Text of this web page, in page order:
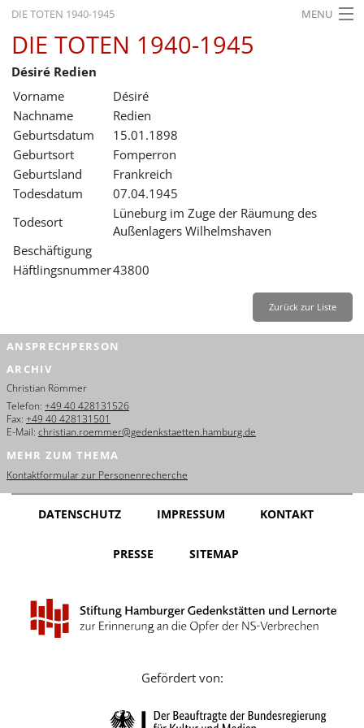
DIE TOTEN 1940-1945 MENU
STARTSEITE
AKTUELLES
AUSSTELLUNGEN
GESCHICHTE
BILDUNG
SERVICE
Deutsch Zurück
Deutsch
Français
Dansk
Español
Italiano
Português
Yкраїнський
Русский
Gebärdensprache
DIE TOTEN 1940-1945
Désiré Redien
Vorname
Désiré
Nachname
Redien
Geburtsdatum
15.01.1898
Geburtsort
Fomperron
Geburtsland
Frankreich
Todesdatum
07.04.1945
Todesort
Lüneburg im Zuge der Räumung des
Außenlagers Wilhelmshaven
Beschäftigung
Häftlingsnummer43800
Zurück zur Liste
ANSPRECHPERSON
ARCHIV
Christian Römmer
Telefon: +49 40 428131526
Fax: +49 40 428131501
E-Mail: christian.roemmer@gedenkstaetten.hamburg.de
MEHR ZUM THEMA
Kontaktformular zur Personenrecherche
DATENSCHUTZ IMPRESSUM KONTAKT
PRESSE SITEMAP
Gefördert von: